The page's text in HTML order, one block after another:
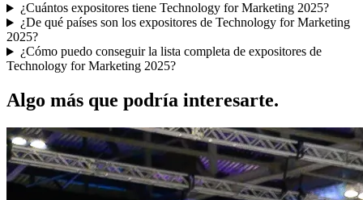
¿Cuántos expositores tiene Technology for Marketing 2025?
¿De qué países son los expositores de Technology for Marketing
2025?
¿Cómo puedo conseguir la lista completa de expositores de
Technology for Marketing 2025?
Algo más que podría interesarte.